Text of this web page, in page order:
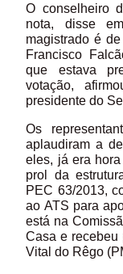
O conselheiro
nota, disse
magistrado é
Francisco
que estava
votação,
presidente do
Os
aplaudiram a
eles, já era
prol da
PEC 63/2013,
ao ATS para
está na
Casa e recebeu
Vital do Rêgo